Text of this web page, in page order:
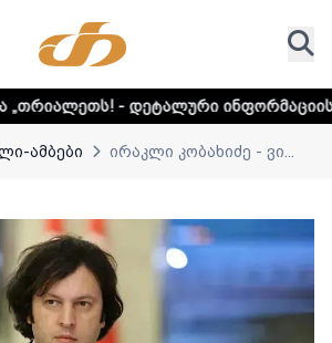
დეტალური ინფორმაციისთვის
ამბები ირაკლი კობახიძე - ვი...